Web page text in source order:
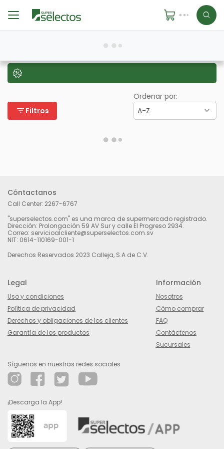
filter_list Filtros
Ordenar por:
A-Z
Cóntactanos
Call Center: 2267-6767
"superselectos.com" es una marca de supermercado registrado.
Dirección: Prolongación 59 AV Sur y calle El Progreso 2934.
Correo: servicioalcliente@superselectos.com.sv
NIT: 0614-110169-001-1
Derechos Reservados 2023 Calleja, S.A de C.V.
Legal
Uso y condiciones
Política de privacidad
Derechos y obligaciones de los clientes
Garantía de los productos
Información
Nosotros
Cómo comprar
FAQ
Contáctenos
Sucursales
Síguenos en nuestras redes sociales
¡Descarga la App!